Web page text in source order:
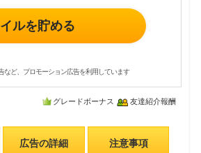
ルを貯める
など、プロモーション広告を利用しています
グレードボーナス 友達紹介報酬
広告の詳細 注意事項